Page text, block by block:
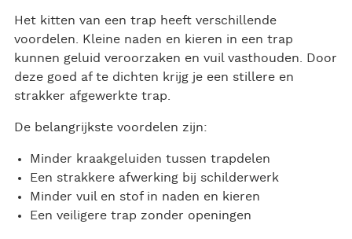
Het kitten van een trap heeft verschillende
voordelen. Kleine naden en kieren in een trap
kunnen geluid veroorzaken en vuil vasthouden. Door
deze goed af te dichten krijg je een stillere en
strakker afgewerkte trap.
De belangrijkste voordelen zijn:
Minder kraakgeluiden tussen trapdelen
Een strakkere afwerking bij schilderwerk
Minder vuil en stof in naden en kieren
Een veiligere trap zonder openingen